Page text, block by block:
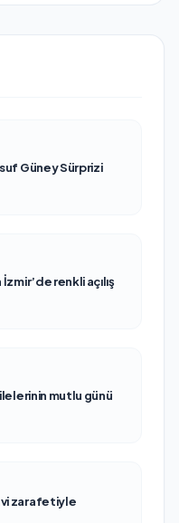
Güney Sürprizi
renkli açılış
mutlu günü
zarafetiyle